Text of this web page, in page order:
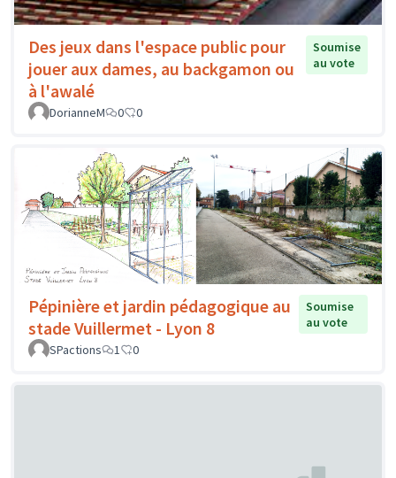
Des jeux dans l'espace public pour
jouer aux dames, au backgamon ou
à l'awalé
Soumise
au vote
DorianneM 0 0
Pépinière et jardin pédagogique au
stade Vuillermet - Lyon 8
Soumise
au vote
SPactions
1 0